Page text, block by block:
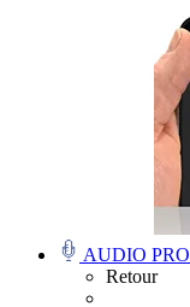
AUDIO PRO
Retour